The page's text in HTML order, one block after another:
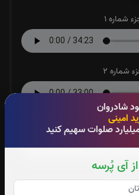
شادروان
امینی
صلوات سهیم کنید
آی پُرسه
شماره 1
شماره 2
شماره 3
شماره 4